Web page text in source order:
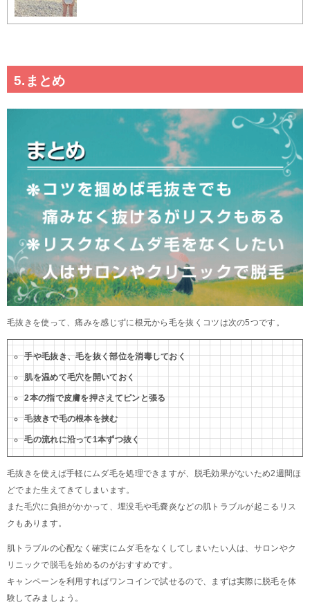
5.まとめ
毛抜きを使って、痛みを感じずに根元から毛を抜くコツは次の5つです。
手や毛抜き、毛を抜く部位を消毒しておく
肌を温めて毛穴を開いておく
2本の指で皮膚を押さえてピンと張る
毛抜きで毛の根本を挟む
毛の流れに沿って1本ずつ抜く
毛抜きを使えば手軽にムダ毛を処理できますが、脱毛効果がないため2週間ほ
どでまた生えてきてしまいます。
また毛穴に負担がかかって、埋没毛や毛嚢炎などの肌トラブルが起こるリス
クもあります。
肌トラブルの心配なく確実にムダ毛をなくしてしまいたい人は、サロンやク
リニックで脱毛を始めるのがおすすめです。
キャンペーンを利用すればワンコインで試せるので、まずは実際に脱毛を体
験してみましょう。